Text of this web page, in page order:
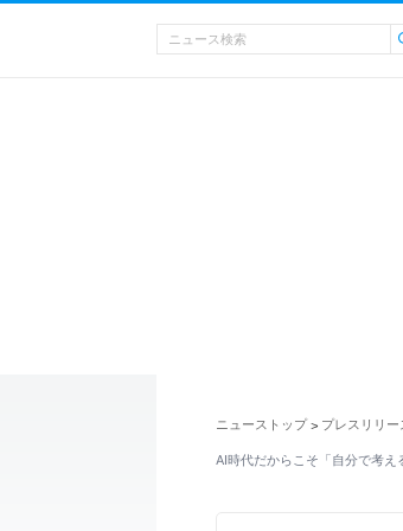
ニューストップ > プレスリリー
AI時代だからこそ「自分で考